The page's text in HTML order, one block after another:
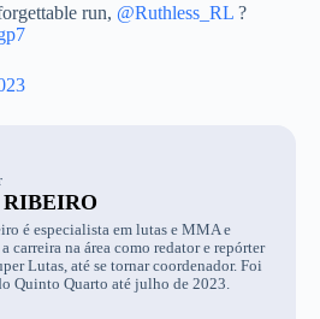
run, @Ruthless_RL ?
é especialista em lutas e MMA e
carreira na área como redator e repórter
Lutas, até se tornar coordenador. Foi
Quinto Quarto até julho de 2023.